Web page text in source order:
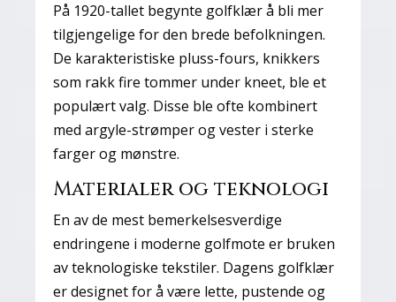
På 1920-tallet begynte golfklær å bli mer
tilgjengelige for den brede befolkningen.
De karakteristiske pluss-fours, knikkers
som rakk fire tommer under kneet, ble et
populært valg. Disse ble ofte kombinert
med argyle-strømper og vester i sterke
farger og mønstre.
Materialer og teknologi
En av de mest bemerkelsesverdige
endringene i moderne golfmote er bruken
av teknologiske tekstiler. Dagens golfklær
er designet for å være lette, pustende og